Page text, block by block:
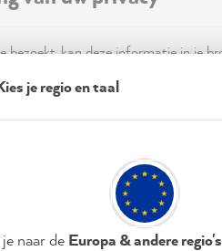
bezoekt, kan deze informatie in je
informatie is niet alleen
je instellingen of je apparaat en
functioneert en om je gebruik
en om gepersonaliseerde
inzake gegevensbescherming
te klikken, ga je vrijwillig
je regio en taal
naar de Europa & andere